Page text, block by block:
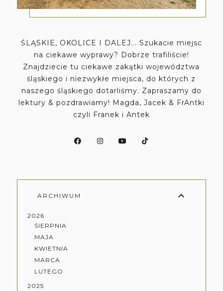
ŚLĄSKIE, OKOLICE I DALEJ... Szukacie miejsc
na ciekawe wyprawy? Dobrze trafiliście!
Znajdziecie tu ciekawe zakątki województwa
śląskiego i niezwykłe miejsca, do których z
naszego śląskiego dotarliśmy. Zapraszamy do
lektury & pozdrawiamy! Magda, Jacek & FrAntki
czyli Franek i Antek
ARCHIWUM
2026
SIERPNIA
MAJA
KWIETNIA
MARCA
LUTEGO
2025